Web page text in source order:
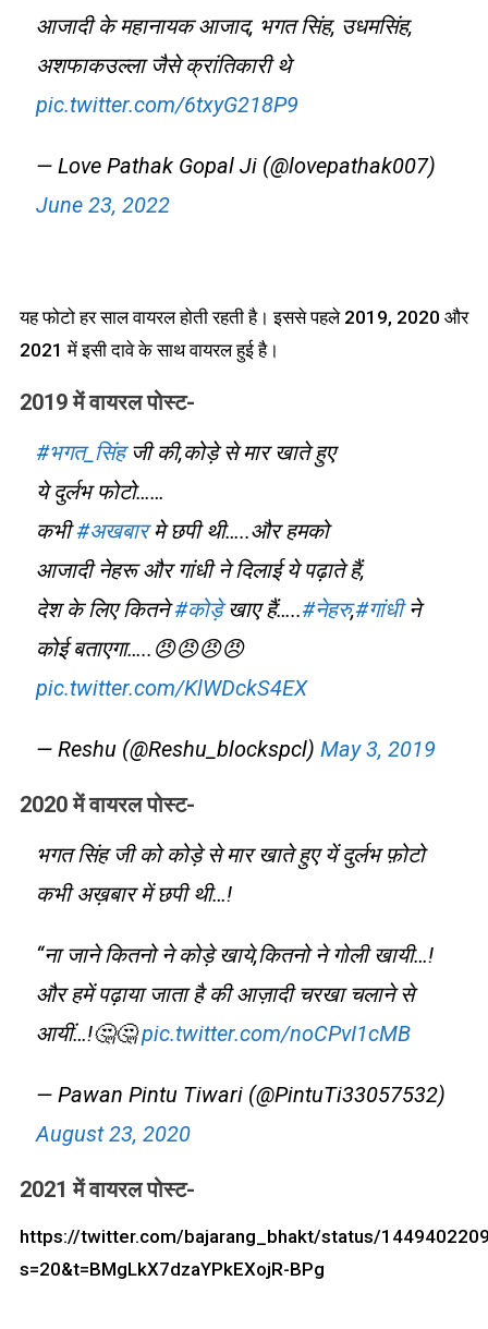
आजादी के महानायक आजाद, भगत सिंह, उधमसिंह,
अशफाकउल्ला जैसे क्रांतिकारी थे
pic.twitter.com/6txyG218P9
— Love Pathak Gopal Ji (@lovepathak007)
June 23, 2022
यह फोटो हर साल वायरल होती रहती है। इससे पहले 2019, 2020 और
2021 में इसी दावे के साथ वायरल हुई है।
2019 में वायरल पोस्ट-
#भगत_सिंहजी की,कोड़े से मार खाते हुए
ये दुर्लभ फोटो……
कभी#अखबारमे छपी थी…..और हमको
आजादी नेहरू और गांधी ने दिलाई ये पढ़ाते हैं,
देश के लिए कितने#कोड़ेखाए हैं…..#नेहरु,#गांधीने
कोई बताएगा…..😠😠😠😠
pic.twitter.com/KlWDckS4EX
— Reshu (@Reshu_blockspcl) May 3, 2019
2020 में वायरल पोस्ट-
भगत सिंह जी को कोड़े से मार खाते हुए यें दुर्लभ फ़ोटो
कभी अख़बार में छपी थी…!
“ना जाने कितनो ने कोड़े खाये,कितनो ने गोली खायी…!
और हमें पढ़ाया जाता है की आज़ादी चरखा चलाने से
आयीं…!🤔🤔pic.twitter.com/noCPvI1cMB
— Pawan Pintu Tiwari (@PintuTi33057532)
August 23, 2020
2021 में वायरल पोस्ट-
https://twitter.com/bajarang_bhakt/status/
s=20&t=BMgLkX7dzaYPkEXojR-BPg